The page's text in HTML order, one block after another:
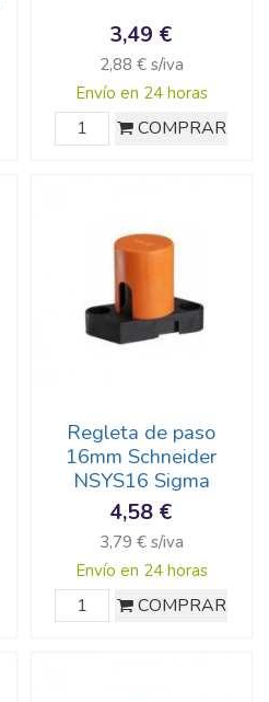
3,49 €
2,88 € s/iva
Envío en 24 horas
COMPRAR
Regleta de paso
16mm Schneider
NSYS16 Sigma
4,58 €
3,79 € s/iva
Envío en 24 horas
COMPRAR